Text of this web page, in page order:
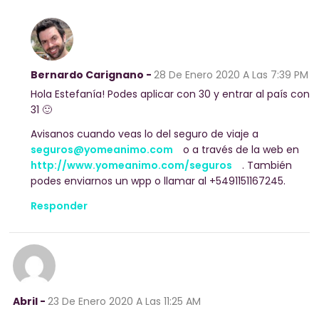
Bernardo Carignano - 28 De Enero 2020 A Las 7:39 PM
Hola Estefanía! Podes aplicar con 30 y entrar al país con
31 🙂
Avisanos cuando veas lo del seguro de viaje a
seguros@yomeanimo.com
o a través de la web en
http://www.yomeanimo.com/seguros
. También
podes enviarnos un wpp o llamar al +5491151167245.
Responder
Abril - 23 De Enero 2020 A Las 11:25 AM